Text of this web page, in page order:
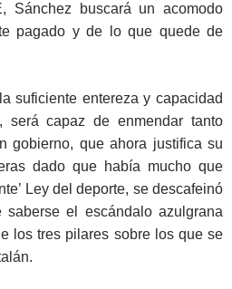
Sánchez buscará un acomodo
pagado y de lo que quede de
suficiente entereza y capacidad
será capaz de enmendar tanto
gobierno, que ahora justifica su
dado que había mucho que
Ley del deporte, se descafeinó
el escándalo azulgrana
los tres pilares sobre los que se